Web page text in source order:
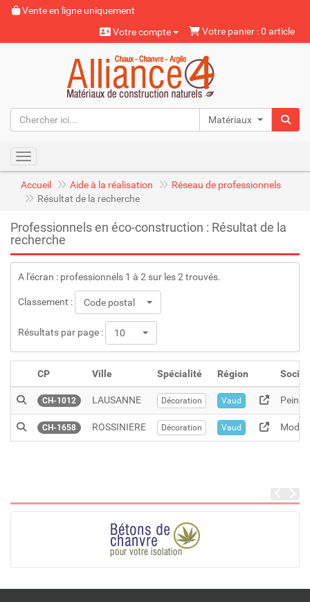
Vente en ligne uniquement
Votre compte
Votre panier : 0 article
Matériaux naturels
Toggle navigation
Accueil Aide à la réalisation
Réseau de professionnels
Résultat de la recherche
Professionnels en éco-construction : Résultat de la
recherche
A l'écran : professionnels 1 à 2 sur les 2 trouvés.
Classement : Code postal
Résultats par page : 10
CP Ville Spécialité Région
CH-1012 LAUSANNE Décoration Vaud
CH-1658 ROSSINIERE Décoration Vaud